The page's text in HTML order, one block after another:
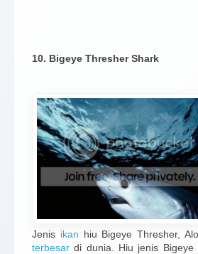
10. Bigeye Thresher Shark
Jenis ikan hiu Bigeye Thresher,
terbesar di dunia. Hiu jenis